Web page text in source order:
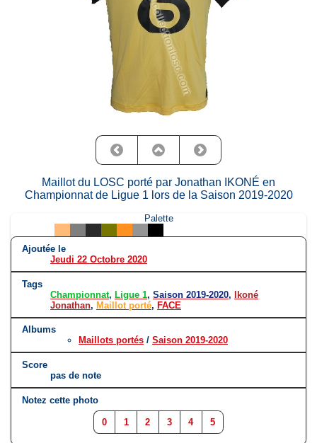
Maillot du LOSC porté par Jonathan IKONÉ en
Championnat de Ligue 1 lors de la Saison 2019-2020
Palette
Ajoutée le
Jeudi 22 Octobre 2020
Tags
Championnat, Ligue 1, Saison 2019-2020, Ikoné
Jonathan, Maillot porté, FACE
Albums
Maillots portés / Saison 2019-2020
Score
pas de note
Notez cette photo
0 1 2 3 4 5